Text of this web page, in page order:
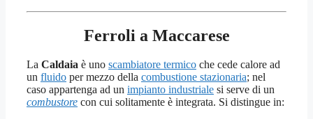
Ferroli a Maccarese
La Caldaia è uno scambiatore termico che cede calore ad
un fluido per mezzo della combustione stazionaria; nel
caso appartenga ad un impianto industriale si serve di un
combustore con cui solitamente è integrata. Si distingue in: